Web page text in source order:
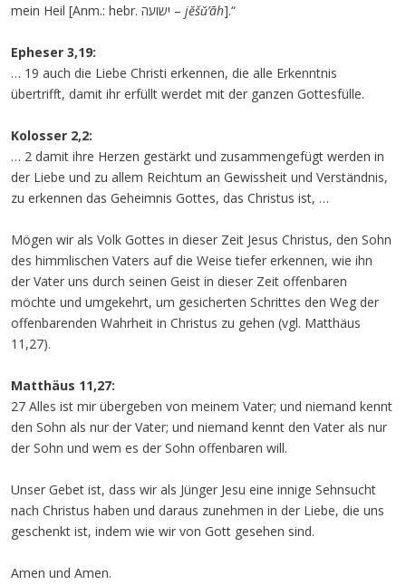
mein Heil [Anm.: hebr. ישועה – jĕšǔ’āh].“
Epheser 3,19:
… 19 auch die Liebe Christi erkennen, die alle Erkenntnis
übertrifft, damit ihr erfüllt werdet mit der ganzen Gottesfülle.
Kolosser 2,2:
… 2 damit ihre Herzen gestärkt und zusammengefügt werden in
der Liebe und zu allem Reichtum an Gewissheit und Verständnis,
zu erkennen das Geheimnis Gottes, das Christus ist, …
Mögen wir als Volk Gottes in dieser Zeit Jesus Christus, den Sohn
des himmlischen Vaters auf die Weise tiefer erkennen, wie ihn
der Vater uns durch seinen Geist in dieser Zeit offenbaren
möchte und umgekehrt, um gesicherten Schrittes den Weg der
offenbarenden Wahrheit in Christus zu gehen (vgl. Matthäus
11,27).
Matthäus 11,27:
27 Alles ist mir übergeben von meinem Vater; und niemand kennt
den Sohn als nur der Vater; und niemand kennt den Vater als nur
der Sohn und wem es der Sohn offenbaren will.
Unser Gebet ist, dass wir als Jünger Jesu eine innige Sehnsucht
nach Christus haben und daraus zunehmen in der Liebe, die uns
geschenkt ist, indem wie wir von Gott gesehen sind.
Amen und Amen.